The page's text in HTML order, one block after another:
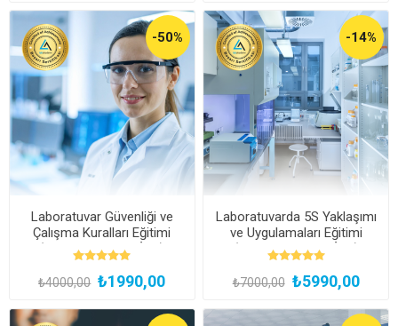
-50%
Laboratuvar Güvenliği ve
Çalışma Kuralları Eğitimi
(Kayıttan Hemen İzle)
₺4000,00 ₺1990,00
-14%
Laboratuvarda 5S Yaklaşımı
ve Uygulamaları Eğitimi
(Kayıttan Hemen İzle)
₺7000,00 ₺5990,00